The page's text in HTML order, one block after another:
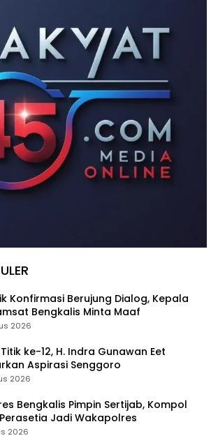
Konfirmasi Berujung Dialog, Kepala
Bengkalis Minta Maaf
2026
ke-12, H. Indra Gunawan Eet
Aspirasi Senggoro
2026
Bengkalis Pimpin Sertijab, Kompol
Jadi Wakapolres
2026